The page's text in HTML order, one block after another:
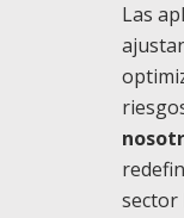
Las
sector